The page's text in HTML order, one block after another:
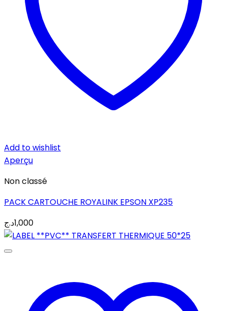
Add to wishlist
Aperçu
Non classé
PACK CARTOUCHE ROYALINK EPSON XP235
1,000د.ج